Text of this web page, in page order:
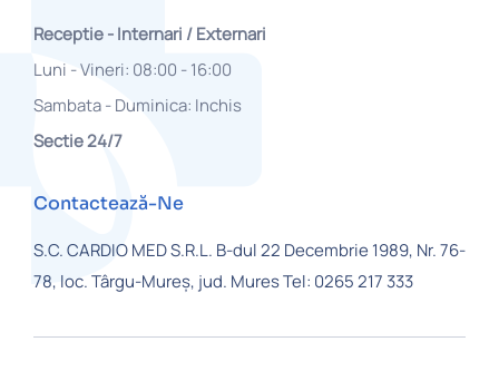
Receptie - Internari / Externari
Luni - Vineri: 08:00 - 16:00
Sambata - Duminica: Inchis
Sectie 24/7
Contactează-Ne
S.C. CARDIO MED S.R.L. B-dul 22 Decembrie 1989, Nr. 76-
78, loc. Târgu-Mureș, jud. MuresTel: 0265 217 333